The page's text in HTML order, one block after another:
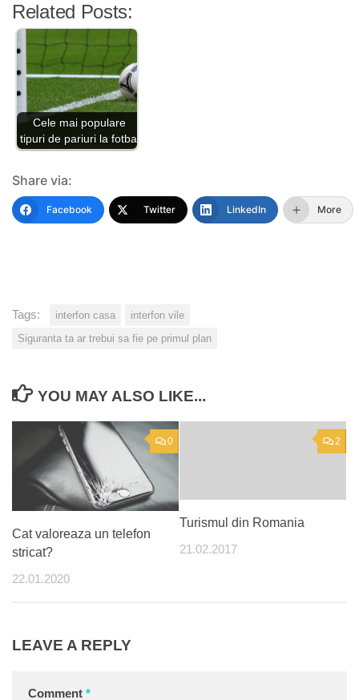
Related Posts:
Cele mai populare
tipuri de pariuri la fotbal
Share via:
Facebook Twitter LinkedIn More
Tags: interfon casa
interfon vile
Siguranta ta ar trebui sa fie pe primul plan
YOU MAY ALSO LIKE...
0
Cat valoreaza un telefon
stricat?
22.01.2020
2
Turismul din Romania
21.02.2017
LEAVE A REPLY
Comment *